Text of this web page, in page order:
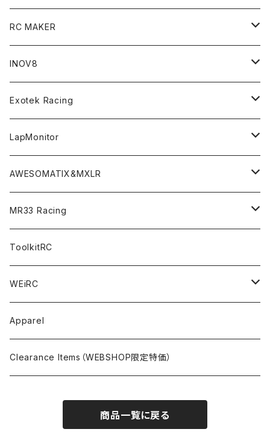
T4 FWD Conversion Kit
BD9 MID Conversion Kit
Option Parts For TRF420,420X
Option Parts For TA08/TA08R
TA08
TA08R
Option Parts For XRAY T4
Option Parts For YOKOMO BD9
Option Parts For YOKOMO BD8
Accessories
Discontinued Products
Option Parts For A800R
Merchandise
Accessories
CREST ESC
CREST X EVO
CRESR RS120
CREST Stocki Motor
CREST Modi Motor
Special Set（ZEROTRIBEオリジナル）
On-Road Clear Body＜オンロード用ボディ＞
GT8 （1/8 W/B325mm,W/B360mm）
LMH （1/10 190mm）
M-Chassis（1/10 W/B210-225mm）
F1（1/10）
Liquid Mask＜リキッドマスク＞
Accessories＜バッグ/その他製品＞
Stencils＜エアブラシ用ステンシル＞
RC MAKER
SP2＜組立キット／スペアー＆オプションパーツ＞
SP1＜組立キット／スペアー＆オプションパーツ＞
SP1-F＜組立キット／スペアー＆オプションパーツ＞
Awesomatix
A800MMX
A800R
XRAY
X4
X4F
Accessories
YOKOMO
BD12
BD11
MUGEN
MTC2
SANWA
Schumacher
INOV8
Bodyshell Accessories
Setup Tools
Pit Accessories
Radio Accessories
Option Parts
Electronics
Tire Cleaner/Additive
Exotek Racing
Bodies
F1ULTRA
RUBBER TIRES＆WHEEL
LapMonitor
Decoder
Transponder
Accessories
AWESOMATIX&MXLR
A800R（KIT＆Spare & Optional）
A12（KIT＆Spare & Optional）
MR33 Racing
Chemicals＜ケミカル＞
Shock Oil＜ショックオイル＞
Diff Oil＜デフオイル＞
Ball Bearing Oil＜ボールベアリングオイル＞
Tires＜タイヤ関連＞
Additive＜グリップ剤＞
Glue＜瞬間接着剤＞
1/12 Racing＜1/12レーシングタイヤ用＞
OptionParts＜オプションパーツ＞
AWESOMATIX A800R＜A800R用オプション＞
Accessories＜アクセサリー＞
Pinions/Spur Gears＜ピニオン/スパーギア＞
Tools＜ドライバー他＞
Batteries＜バッテリー（バッグ,コネクター類含）＞
ToolkitRC
WEiRC
Spring Steel Chassis
DLC Black Spring Steel Chassis
Apparel
Clearance Items（WEBSHOP限定特価）
商品一覧に戻る